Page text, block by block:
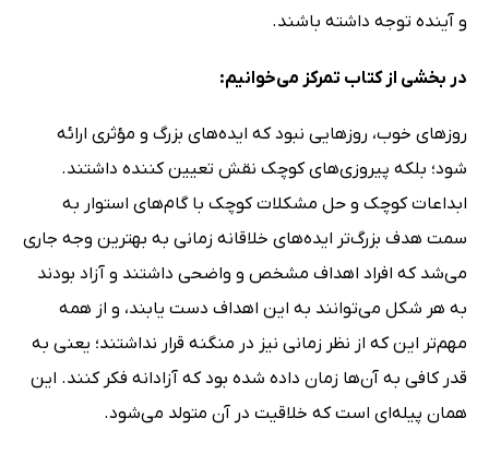
و آینده توجه داشته باشند.
در بخشی از کتاب تمرکز می‌خوانیم:
روزهای خوب، روزهایی نبود که ایده‌های بزرگ و مؤثری ارائه
شود؛ بلکه پیروزی‌های کوچک نقش تعیین‌ کننده داشتند.
ابداعات کوچک و حل مشکلات کوچک با گام‌های استوار به
سمت هدف بزرگ‌تر ایده‌های خلاقانه زمانی به بهترین وجه جاری
می‌شد که افراد اهداف مشخص و واضحی داشتند و آزاد بودند
به هر شکل می‌توانند به این اهداف دست یابند، و از همه
مهم‌تر این‌ که از نظر زمانی نیز در منگنه قرار نداشتند؛ یعنی به
قدر کافی به آن‌ها زمان داده شده بود که آزادانه فکر کنند. این
همان پیله‌ای است که خلاقیت در آن متولد می‌شود.